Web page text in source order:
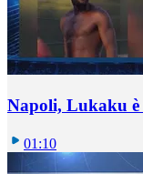
Napoli, Lukaku è
01:10